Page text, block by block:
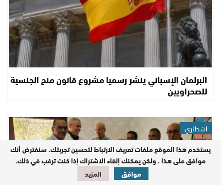
البرلمان الإسباني ينشر رسميا مشروع قانون منح الجنسية
للصحراويين
اشطاري
يستخدم هذا الموقع ملفات تعريف الارتباط لتحسين تجربتك. سنفترض أنك
موافق على هذا ، ولكن يمكنك إلغاء الاشتراك إذا كنت ترغب في ذلك.
موافق
المزيد